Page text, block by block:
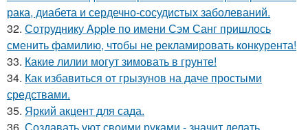
рака, диабета и сердечно-сосудистых заболеваний.
32. Сотруднику Apple по имени Сэм Санг пришлось
сменить фамилию, чтобы не рекламировать конкурента!
33. Какие лилии могут зимовать в грунте!
34. Как избавиться от грызунов на даче простыми
средствами.
35. Яркий акцент для сада.
36. Создавать уют своими руками - значит делать